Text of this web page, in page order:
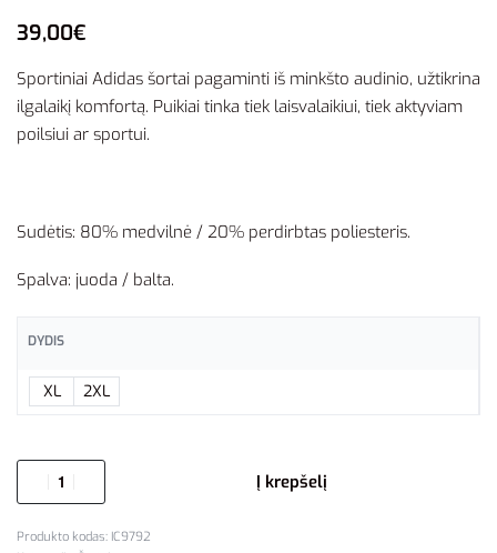
39,00€
Sportiniai Adidas šortai pagaminti iš minkšto audinio, užtikrina
ilgalaikį komfortą. Puikiai tinka tiek laisvalaikiui, tiek aktyviam
poilsiui ar sportui.
Sudėtis: 80% medvilnė / 20% perdirbtas poliesteris.
Spalva: juoda / balta.
DYDIS
XL 2XL
Į krepšelį
IC9792